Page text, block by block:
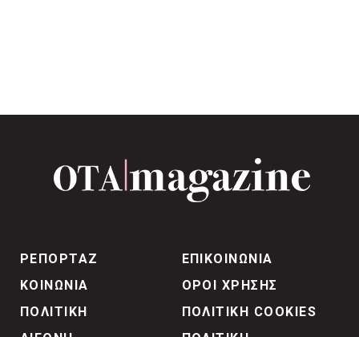
ΡΕΠΟΡΤΑΖ
ΚΟΙΝΩΝΙΑ
ΠΟΛΙΤΙΚΗ
ΕΠΙΚΟΙΝΩΝΙΑ
ΟΡΟΙ ΧΡΗΣΗΣ
ΠΟΛΙΤΙΚΗ COOKIES